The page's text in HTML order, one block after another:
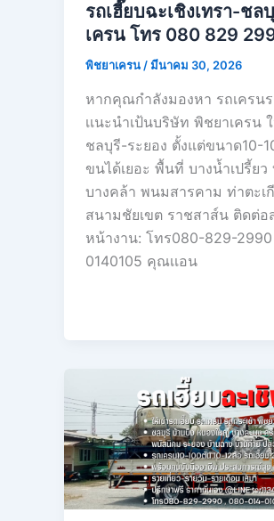
รถเฮี๊ยบฉะเชิงเทรา-ชล
เครน โทร 080 829
พิชยาเครน /มีนาคม 30, 2026
หากคุณกำลังมองหา รถเครนร
เเนะนำเป้นบริษัท พิชยาเครน
ชลบุรี-ระยอง ตั้งแต่ขนาด10-
ขนได้เยอะ พื้นที่ บางน้ำเปรี้ยว
บางคล้า พนมสารคาม ท่าตะเ
สนามชัยเขต ราชสาส์น ติดต่อ
หน้างาน: โทร080-829-
0140105 คุณเเอน